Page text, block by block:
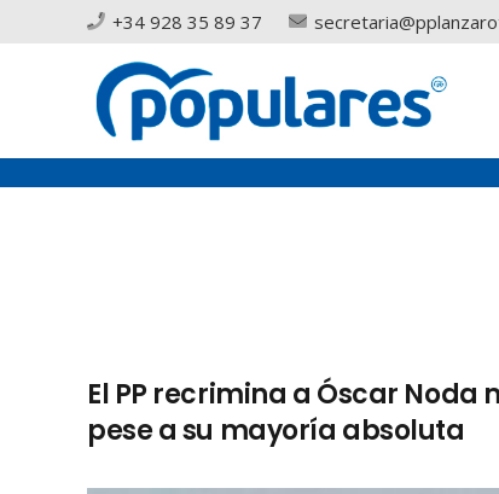
+34 928 35 89 37
El PP recrimina a Óscar
pese a su mayoría absoluta